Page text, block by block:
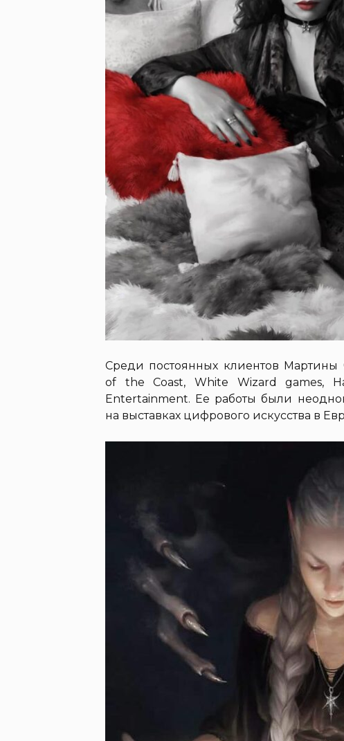
Среди постоянных клиентов
of the Coast, White Wizard games,
Entertainment. Ее работы были
на выставках цифрового искусства в